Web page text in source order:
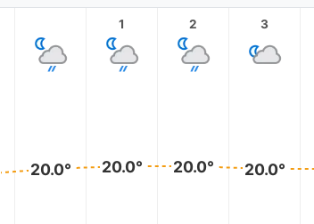
20.0°
1
20.0°
2
20.0°
3
20.0°